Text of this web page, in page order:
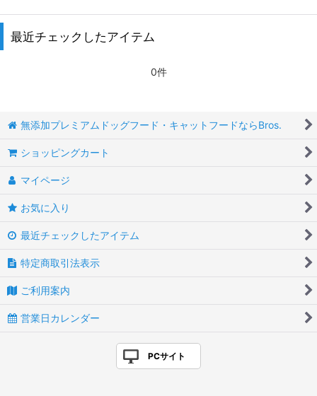
最近チェックしたアイテム
0件
無添加プレミアムドッグフード・キャットフードならBros.
ショッピングカート
マイページ
お気に入り
最近チェックしたアイテム
特定商取引法表示
ご利用案内
営業日カレンダー
PCサイト